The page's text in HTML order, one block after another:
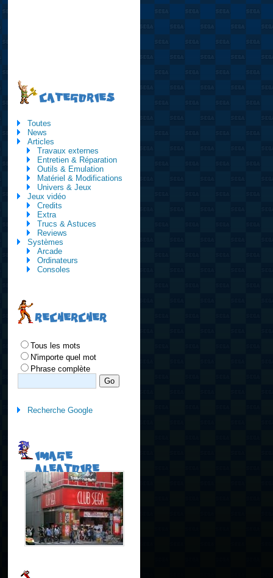
CATEGORIES
Toutes
News
Articles
Travaux externes
Entretien & Réparation
Outils & Emulation
Matériel & Modifications
Univers & Jeux
Jeux vidéo
Credits
Extra
Trucs & Astuces
Reviews
Systèmes
Arcade
Ordinateurs
Consoles
RECHERCHER
Tous les mots
N'importe quel mot
Phrase complète
Recherche Google
IMAGE
ALEATOIRE